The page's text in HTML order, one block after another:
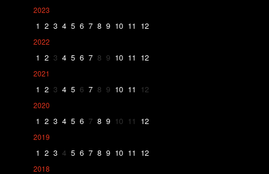
2023
1 2 3 4 5 6 7 8 9 10 11 12
2022
1 2 3 4 5 6 7 8 9 10 11 12
2021
1 2 3 4 5 6 7 8 9 10 11 12
2020
1 2 3 4 5 6 7 8 9 10 11 12
2019
1 2 3 4 5 6 7 8 9 10 11 12
2018